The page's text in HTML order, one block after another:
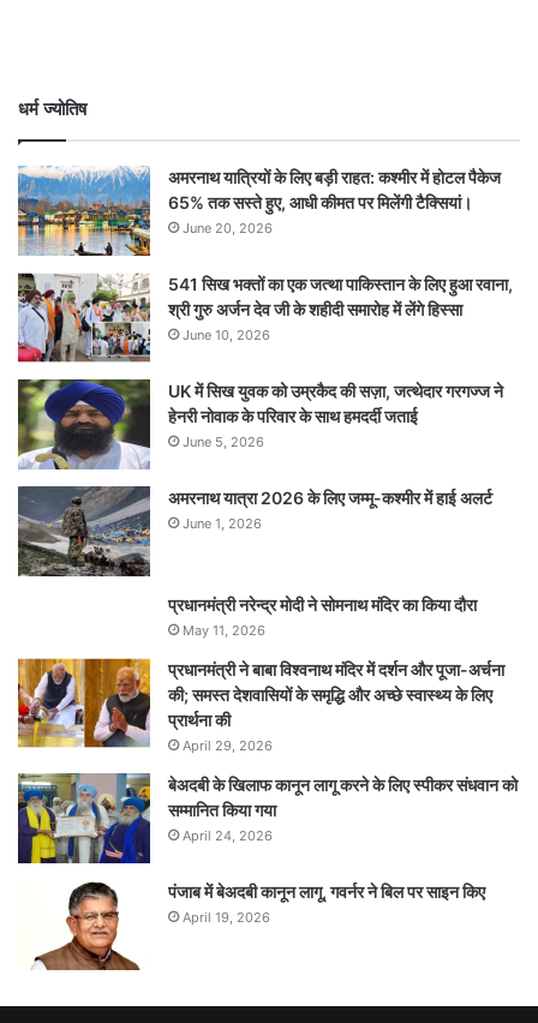
धर्म ज्योतिष
अमरनाथ यात्रियों के लिए बड़ी राहत: कश्मीर में होटल पैकेज
65% तक सस्ते हुए, आधी कीमत पर मिलेंगी टैक्सियां।
June 20, 2026
541 सिख भक्तों का एक जत्था पाकिस्तान के लिए हुआ रवाना,
श्री गुरु अर्जन देव जी के शहीदी समारोह में लेंगे हिस्सा
June 10, 2026
UK में सिख युवक को उम्रकैद की सज़ा, जत्थेदार गरगज्ज ने
हेनरी नोवाक के परिवार के साथ हमदर्दी जताई
June 5, 2026
अमरनाथ यात्रा 2026 के लिए जम्मू-कश्मीर में हाई अलर्ट
June 1, 2026
प्रधानमंत्री नरेन्‍द्र मोदी ने सोमनाथ मंदिर का किया दौरा
May 11, 2026
प्रधानमंत्री ने बाबा विश्वनाथ मंदिर में दर्शन और पूजा-अर्चना
की; समस्‍त देशवासियों के समृद्धि और अच्छे स्वास्थ्य के लिए
प्रार्थना की
April 29, 2026
बेअदबी के खिलाफ कानून लागू करने के लिए स्पीकर संधवान को
सम्मानित किया गया
April 24, 2026
पंजाब में बेअदबी कानून लागू, गवर्नर ने बिल पर साइन किए
April 19, 2026